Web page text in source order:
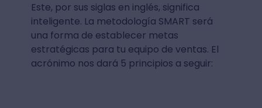
Este, por sus siglas en inglés, significa
inteligente. La metodología SMART será
una forma de establecer metas
estratégicas para tu equipo de ventas. El
acrónimo nos dará 5 principios a seguir: